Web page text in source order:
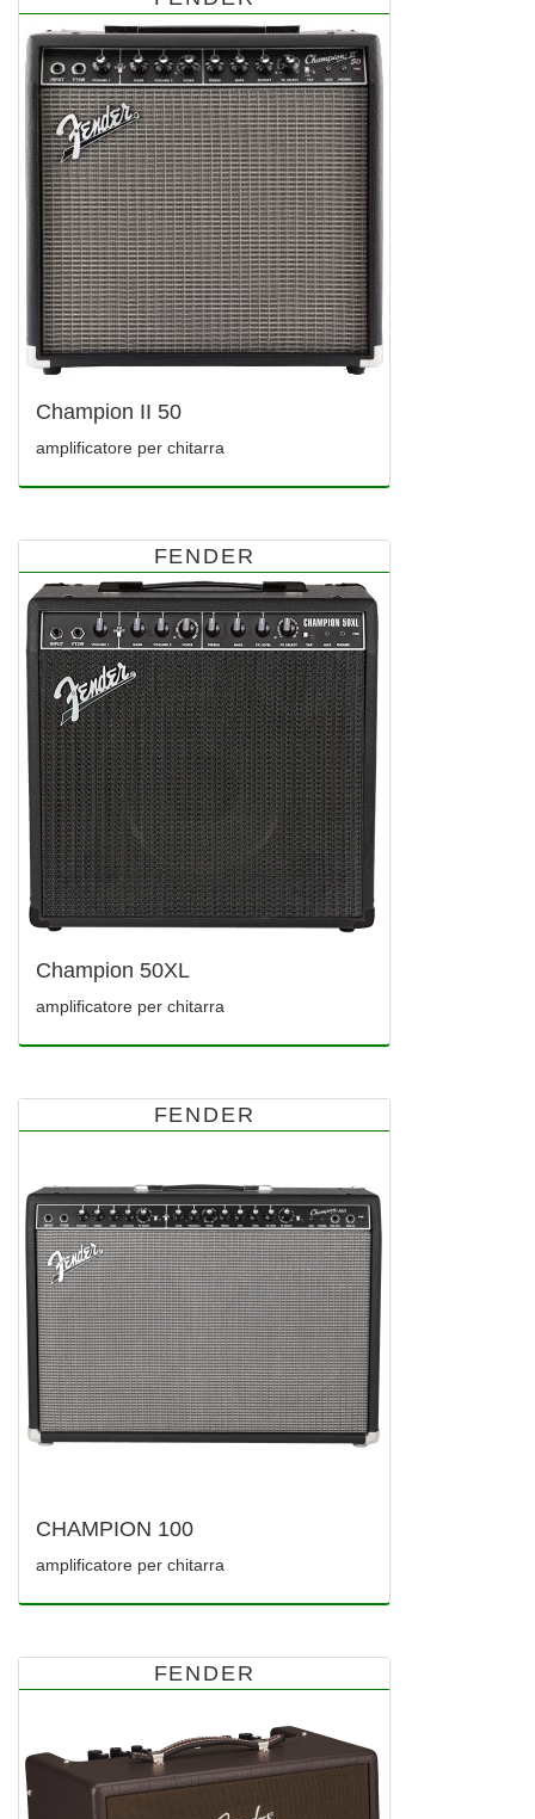
Champion II 50
amplificatore per chitarra
FENDER
Champion 50XL
amplificatore per chitarra
FENDER
CHAMPION 100
amplificatore per chitarra
FENDER